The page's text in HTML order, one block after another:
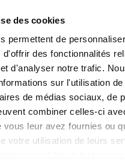
des cookies
permettent de
d'offrir des fonctionnalités
d'analyser notre trafic.
sur l'utilisation
de médias sociaux, de
combiner celles-ci
vous leur avez fournies ou
votre utilisation de leurs